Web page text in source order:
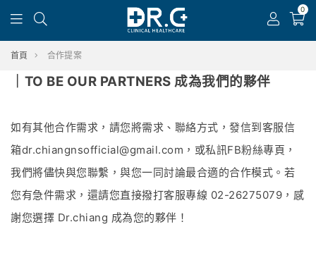
0
首頁 合作提案
｜TO BE OUR PARTNERS 成為我們的夥伴
如有其他合作需求，請您將需求、聯絡方式，發信到客服信
箱dr.chiangnsofficial@gmail.com，或私訊FB粉絲專頁，
我們將儘快與您聯繫，與您一同討論最合適的合作模式。 若
您有急件需求，還請您直接撥打客服專線 02-26275079，感
謝您選擇 Dr.chiang 成為您的夥伴！